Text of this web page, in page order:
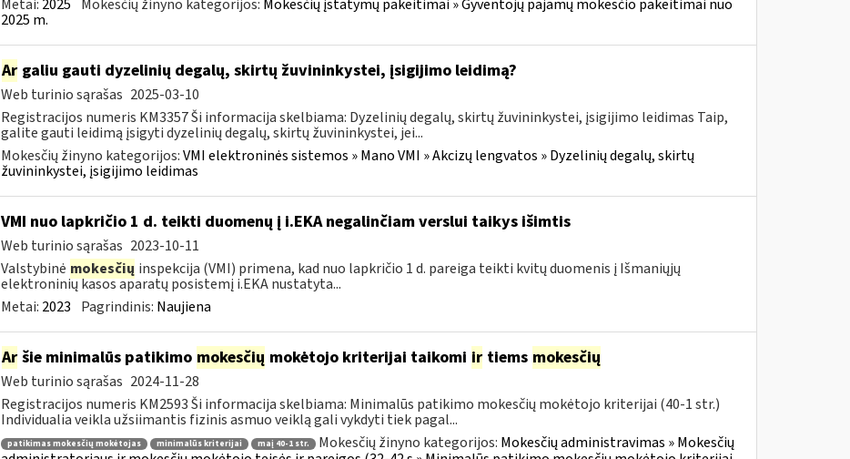
Metai: 2025 Mokesčių žinyno kategorijos: Mokesčių įstatymų pakeitimai » Gyventojų pajamų mokesčio pakeitimai nuo
2025 m.
Argaliu gauti dyzelinių degalų, skirtų žuvininkystei, įsigijimo leidimą?
Web turinio sąrašas 2025-03-10
Registracijos numeris KM3357 Ši informacija skelbiama: Dyzelinių degalų, skirtų žuvininkystei, įsigijimo leidimas Taip,
galite gauti leidimą įsigyti dyzelinių degalų, skirtų žuvininkystei, jei...
Mokesčių žinyno kategorijos:VMI elektroninės sistemos » Mano VMI » Akcizų lengvatos » Dyzelinių degalų, skirtų
žuvininkystei, įsigijimo leidimas
VMI nuo lapkričio 1 d. teikti duomenų į i.EKA negalinčiam verslui taikys išimtis
Web turinio sąrašas 2023-10-11
Valstybinė mokesčių inspekcija (VMI) primena, kad nuo lapkričio 1 d. pareiga teikti kvitų duomenis į Išmaniųjų
elektroninių kasos aparatų posistemį i.EKA nustatyta...
Metai: 2023 Pagrindinis: Naujiena
Aršie minimalūs patikimo mokesčių mokėtojo kriterijai taikomi irtiems mokesčių
Web turinio sąrašas 2024-11-28
Registracijos numeris KM2593 Ši informacija skelbiama: Minimalūs patikimo mokesčių mokėtojo kriterijai (40-1 str.)
Individualia veikla užsiimantis fizinis asmuo veiklą gali vykdyti tiek pagal...
patikimas mokesčių mokėtojas minimalūs kriterijai maį 40-1 str. Mokesčių žinyno kategorijos: Mokesčių administravimas » Mokesčių